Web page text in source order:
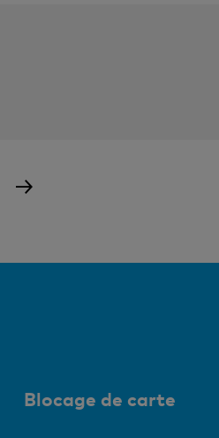
Blocage de carte